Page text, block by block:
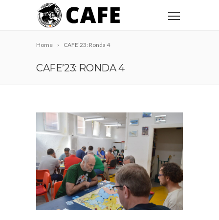
Home CAFE’23: Ronda 4
CAFE’23: RONDA 4